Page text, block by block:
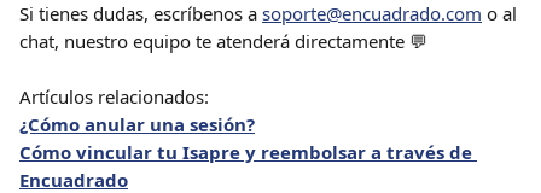
Si tienes dudas, escríbenos a soporte@encuadrado.com o al
chat, nuestro equipo te atenderá directamente 💬
Artículos relacionados:
¿Cómo anular una sesión?
Cómo vincular tu Isapre y reembolsar a través de
Encuadrado